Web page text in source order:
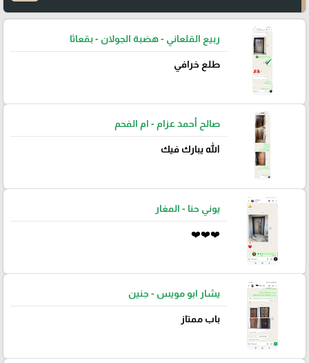
ربيع القلعاني - هضبة الجولان - بقعاثا
طلع خرافي
صالح أحمد عزام - ام الفحم
الله يبارك فيك
يوني حنا - المغار
❤️❤️❤️
يشار ابو مويس - جنين
باب ممتاز